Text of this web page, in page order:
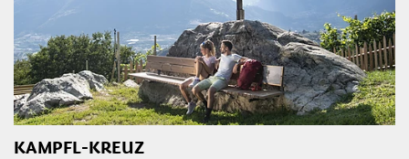
KAMPFL-KREUZ